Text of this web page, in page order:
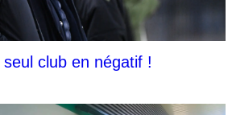
club en négatif !